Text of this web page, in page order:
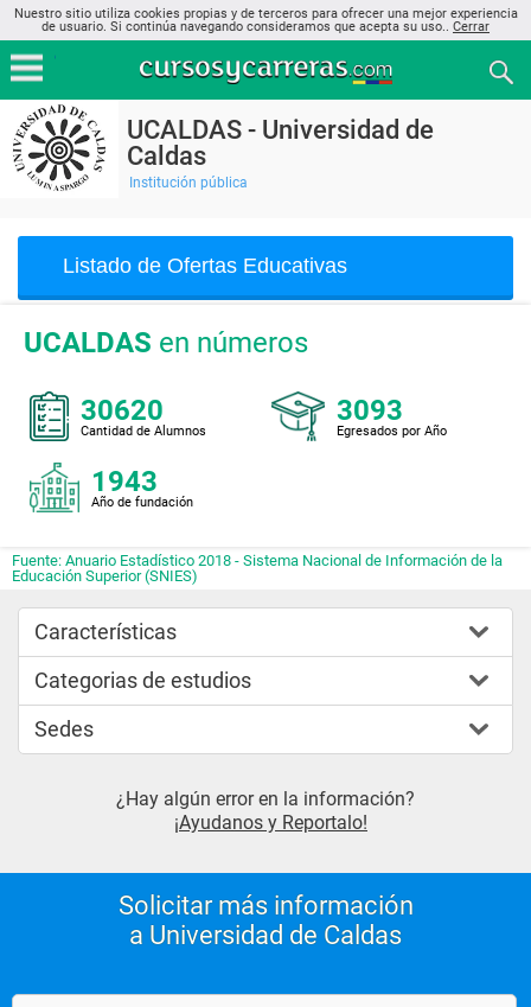
Nuestro sitio utiliza cookies propias y de terceros para ofrecer una mejor experiencia
de usuario. Si continúa navegando consideramos que acepta su uso.. Cerrar
UCALDAS - Universidad de
Caldas
Institución pública
Listado de Ofertas Educativas
UCALDAS en números
30620
Cantidad de Alumnos
3093
Egresados por Año
1943
Año de fundación
Fuente: Anuario Estadístico 2018 - Sistema Nacional de Información de la
Educación Superior (SNIES)
Características
Categorias de estudios
Sedes
¿Hay algún error en la información?
¡Ayudanos y Reportalo!
Solicitar más información
a Universidad de Caldas